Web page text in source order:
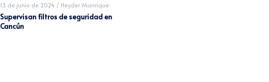
13 de junio de 2024 / Heyder Manrique
Supervisan filtros de seguridad en
Cancún